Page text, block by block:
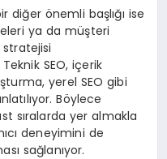
diğer önemli başlığı ise
ya da müşteri
stratejisi
SEO, içerik
yerel SEO gibi
Böylece
sıralarda yer almakla
deneyimini de
sağlanıyor.